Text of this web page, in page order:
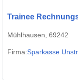
Trainee
Mühlhausen, 69242
Firma:Sparkasse